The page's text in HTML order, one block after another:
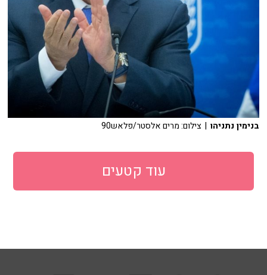
בנימין נתניהו | צילום: מרים אלסטר/פלאש90
עוד קטעים